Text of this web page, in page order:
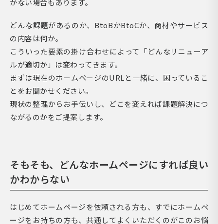
かない場合もあります。
どんな課題があるのか、BtoBかBtoCか、商材やサービス
の内容は何か。
こういった要素の掛け合わせによって「どんなリニューア
ルが適切か」は変わってきます。
まずは現在のホームページのURLと一緒に、困っているこ
とをお聞かせください。
現状の整理からお手伝いし、どこを変えれば課題解決につ
ながるのかをご提案します。
そもそも、どんなホームページにすれば良い
かわからない
はじめてホームページを依頼される方も、すでにホームペ
ージをお持ちの方も、共通してよくいただくのがこのお悩